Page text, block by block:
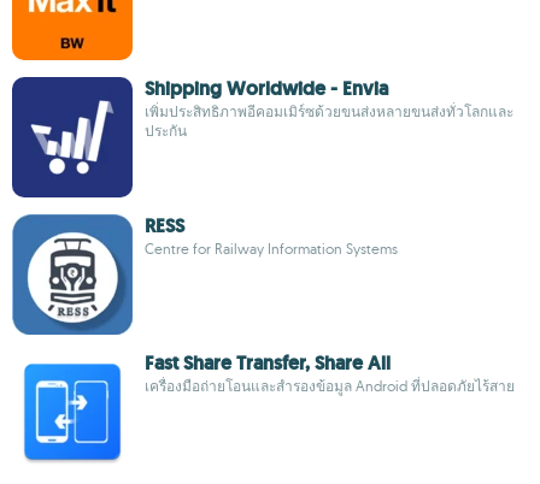
Shipping Worldwide - Envia
เพิ่มประสิทธิภาพอีคอมเมิร์ซด้วยขนส่งหลายขนส่งทั่วโลกและ
ประกัน
RESS
Centre for Railway Information Systems
Fast Share Transfer, Share All
เครื่องมือถ่ายโอนและสำรองข้อมูล Android ที่ปลอดภัยไร้สาย